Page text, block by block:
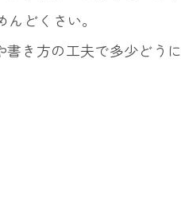
どくさい。
き方の工夫で多少どうに